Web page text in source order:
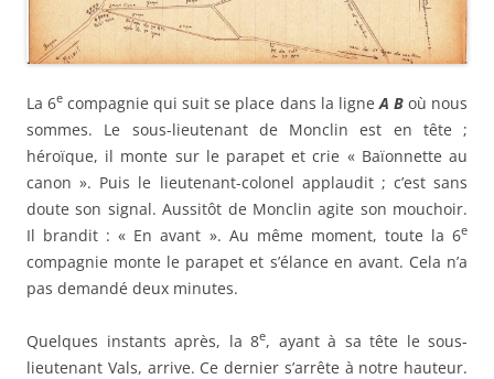
Quelques instants après, la 8 e, ayant à sa tête le sous-
Il fait le même geste que de Monclin et crie « En avant » au
signal du colonel.
Mais
déjà
arriv
e sur
nous
trom
be